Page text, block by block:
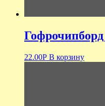
22.00Р В корзину